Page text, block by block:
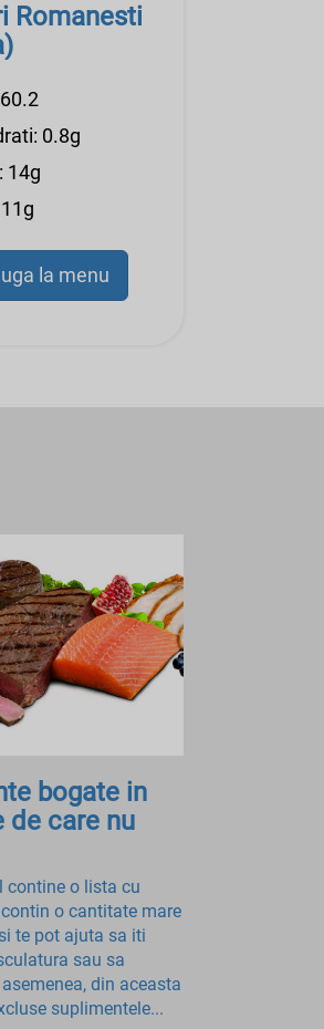
Romanesti
0.8g
14g
la menu
bogate in
de care nu
contine o lista cu
o cantitate mare
te pot ajuta sa iti
sau sa
din aceasta
suplimentele...